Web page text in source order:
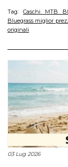
Tag: Caschi MTB
Bluegrass miglior
originali
03 Lug 2026